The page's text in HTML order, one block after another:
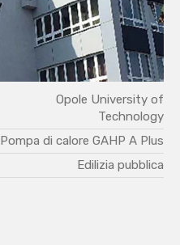
Opole University of
Technology
Pompa di calore GAHP A Plus
Edilizia pubblica